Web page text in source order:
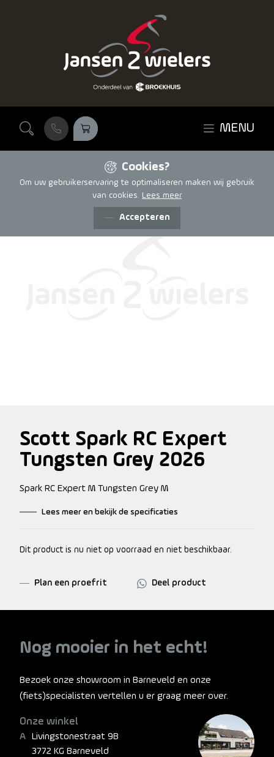
MENU
Cookies?
Om uw gebruikerservaring te optimaliseren maken wij gebruik
van cookies. Lees meer
Accepteren
Scott Spark RC Expert
Tungsten Grey 2026
Spark RC Expert M Tungsten Grey M
Lees meer en bekijk de specificaties
Dit product is nu niet op voorraad en niet beschikbaar.
Plan een proefrit Deel product
Nog mooier in het echt!
Bezoek onze showroom in Barneveld en onze
(fiets)specialisten vertellen u er graag meer over.
Onze winkel
Livingstonestraat 9B
3772 KG Barneveld